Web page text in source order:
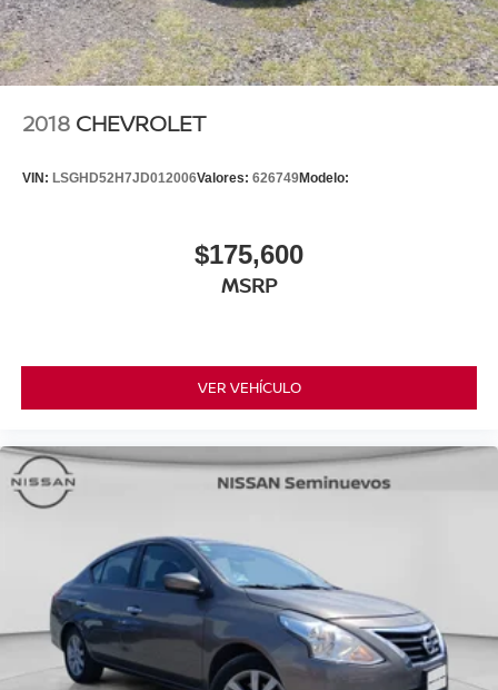
2018 CHEVROLET
VIN: LSGHD52H7JD012006Valores: 626749Modelo:
$175,600
MSRP
VER VEHÍCULO